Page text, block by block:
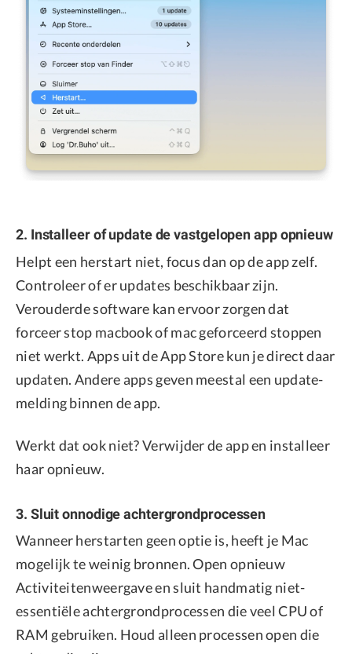
2. Installeer of update de vastgelopen app opnieuw
Helpt een herstart niet, focus dan op de app zelf.
Controleer of er updates beschikbaar zijn.
Verouderde software kan ervoor zorgen dat
forceer stop macbook of mac geforceerd stoppen
niet werkt. Apps uit de App Store kun je direct daar
updaten. Andere apps geven meestal een update-
melding binnen de app.
Werkt dat ook niet? Verwijder de app en installeer
haar opnieuw.
3. Sluit onnodige achtergrondprocessen
Wanneer herstarten geen optie is, heeft je Mac
mogelijk te weinig bronnen. Open opnieuw
Activiteitenweergave en sluit handmatig niet-
essentiële achtergrondprocessen die veel CPU of
RAM gebruiken. Houd alleen processen open die